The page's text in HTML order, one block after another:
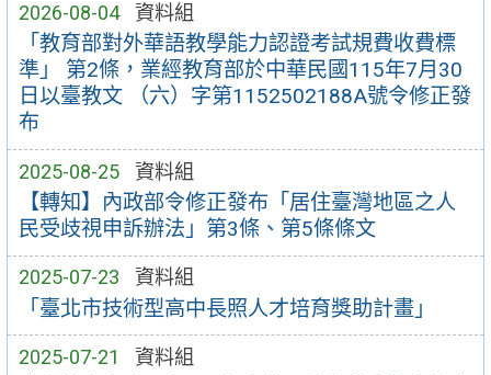
2026-08-04 資料組
「教育部對外華語教學能力認證考試規費收費標
準」 第2條，業經教育部於中華民國115年7月30
日以臺教文 （六）字第1152502188A號令修正發
布
2025-08-25 資料組
【轉知】內政部令修正發布「居住臺灣地區之人
民受歧視申訴辦法」第3條、第5條條文
2025-07-23 資料組
「臺北市技術型高中長照人才培育獎助計畫」
2025-07-21 資料組